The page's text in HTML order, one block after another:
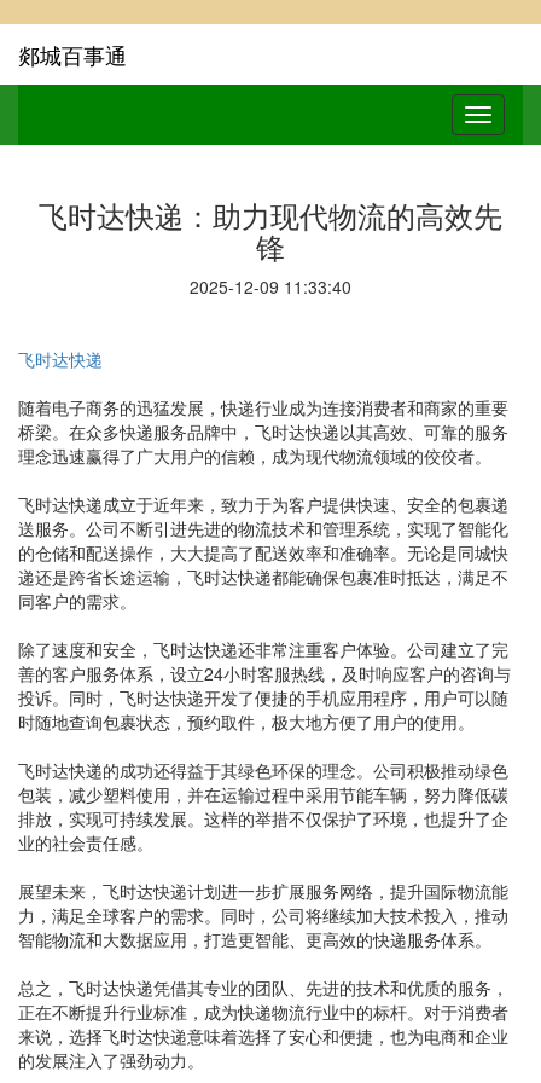
郯城百事通
飞时达快递：助力现代物流的高效先
锋
2025-12-09 11:33:40
飞时达快递
随着电子商务的迅猛发展，快递行业成为连接消费者和商家的重要
桥梁。在众多快递服务品牌中，飞时达快递以其高效、可靠的服务
理念迅速赢得了广大用户的信赖，成为现代物流领域的佼佼者。
飞时达快递成立于近年来，致力于为客户提供快速、安全的包裹递
送服务。公司不断引进先进的物流技术和管理系统，实现了智能化
的仓储和配送操作，大大提高了配送效率和准确率。无论是同城快
递还是跨省长途运输，飞时达快递都能确保包裹准时抵达，满足不
同客户的需求。
除了速度和安全，飞时达快递还非常注重客户体验。公司建立了完
善的客户服务体系，设立24小时客服热线，及时响应客户的咨询与
投诉。同时，飞时达快递开发了便捷的手机应用程序，用户可以随
时随地查询包裹状态，预约取件，极大地方便了用户的使用。
飞时达快递的成功还得益于其绿色环保的理念。公司积极推动绿色
包装，减少塑料使用，并在运输过程中采用节能车辆，努力降低碳
排放，实现可持续发展。这样的举措不仅保护了环境，也提升了企
业的社会责任感。
展望未来，飞时达快递计划进一步扩展服务网络，提升国际物流能
力，满足全球客户的需求。同时，公司将继续加大技术投入，推动
智能物流和大数据应用，打造更智能、更高效的快递服务体系。
总之，飞时达快递凭借其专业的团队、先进的技术和优质的服务，
正在不断提升行业标准，成为快递物流行业中的标杆。对于消费者
来说，选择飞时达快递意味着选择了安心和便捷，也为电商和企业
的发展注入了强劲动力。